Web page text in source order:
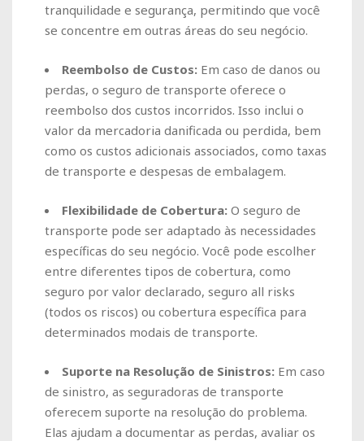
tranquilidade e segurança, permitindo que você
se concentre em outras áreas do seu negócio.
Reembolso de Custos: Em caso de danos ou
perdas, o seguro de transporte oferece o
reembolso dos custos incorridos. Isso inclui o
valor da mercadoria danificada ou perdida, bem
como os custos adicionais associados, como taxas
de transporte e despesas de embalagem.
Flexibilidade de Cobertura: O seguro de
transporte pode ser adaptado às necessidades
específicas do seu negócio. Você pode escolher
entre diferentes tipos de cobertura, como
seguro por valor declarado, seguro all risks
(todos os riscos) ou cobertura específica para
determinados modais de transporte.
Suporte na Resolução de Sinistros: Em caso
de sinistro, as seguradoras de transporte
oferecem suporte na resolução do problema.
Elas ajudam a documentar as perdas, avaliar os